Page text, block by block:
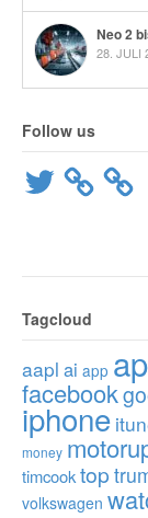
Neo 2
28. JULI
Follow us
Twitter
Tagcloud
aapl ai app
facebook
iphone
money
timcooktop
volkswagen